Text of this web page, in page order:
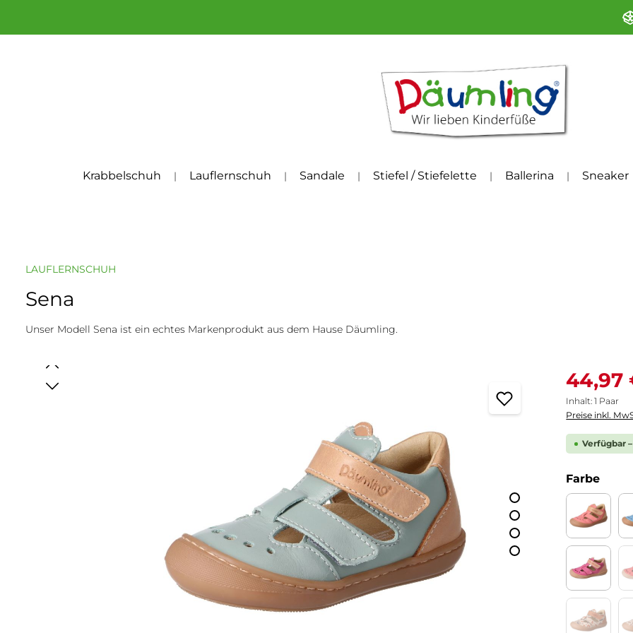
Krabbelschuh Lauflernschuh Sandale Stiefel / Stiefelette Ballerina Sneaker
LAUFLERNSCHUH
Sena
Unser Modell Sena ist ein echtes Markenprodukt aus dem Hause Däumling.
Bildergalerie überspringen 44,97
Inhalt:1 Paar
Preise inkl.
Verfügbar
Farbe
Celeste
Chalk